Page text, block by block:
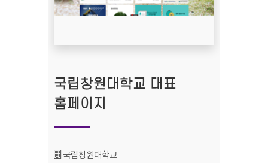
국립창원대학교 대표
홈페이지
기관명 :
국립창원대학교